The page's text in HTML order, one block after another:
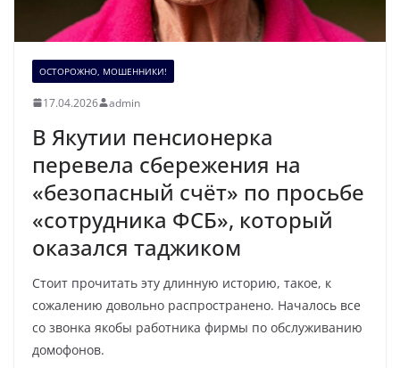
ОСТОРОЖНО, МОШЕННИКИ!
17.04.2026 admin
В Якутии пенсионерка
перевела сбережения на
«безопасный счёт» по просьбе
«сотрудника ФСБ», который
оказался таджиком
Стоит прочитать эту длинную историю, такое, к
сожалению довольно распространено. Началось все
со звонка якобы работника фирмы по обслуживанию
домофонов.